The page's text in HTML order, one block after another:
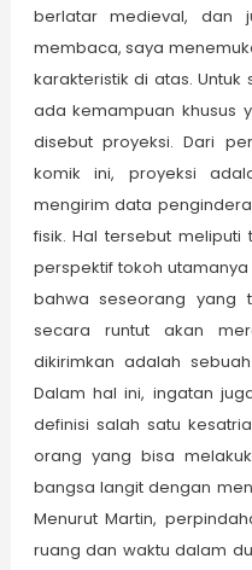
berlatar medieval, dan
membaca, saya
karakteristik di atas.
ada kemampuan khusus
disebut proyeksi. Dari
komik ini, proyeksi
mengirim data
fisik. Hal tersebut
perspektif tokoh
bahwa seseorang yang
secara runtut akan
dikirimkan adalah
Dalam hal ini, ingatan
definisi salah satu
orang yang bisa
bangsa langit dengan
Menurut Martin,
ruang dan waktu dalam